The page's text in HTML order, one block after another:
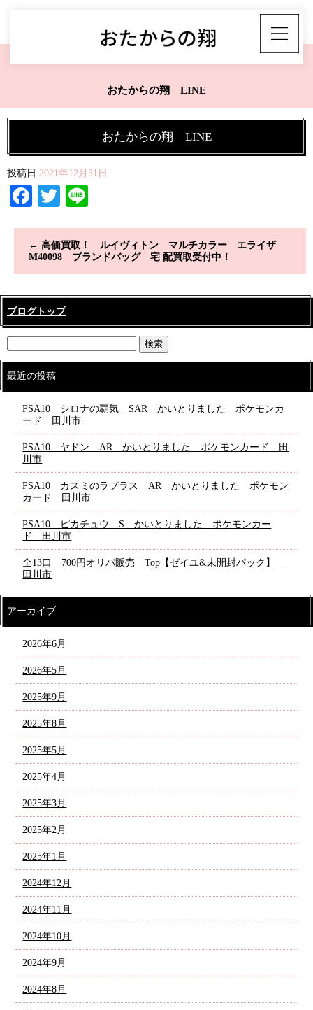
おたからの翔 LINE
おたからの翔 LINE
投稿日 2021年12月31日
Facebook
Twitter
← 高価買取！ ルイヴィトン マルチカラー エライザ
M40098 ブランドバッグ 宅 配買取受付中！
ブログトップ
最近の投稿
PSA10 シロナの覇気 SAR かいとりました ポケモンカ
ード 田川市
PSA10 ヤドン AR かいとりました ポケモンカード 田
川市
PSA10 カスミのラプラス AR かいとりました ポケモン
カード 田川市
PSA10 ピカチュウ S かいとりました ポケモンカー
ド 田川市
全13口 700円オリパ販売 Top【ゼイユ&未開封パック】
田川市
アーカイブ
2026年6月
2026年5月
2025年9月
2025年8月
2025年5月
2025年4月
2025年3月
2025年2月
2025年1月
2024年12月
2024年11月
2024年10月
2024年9月
2024年8月